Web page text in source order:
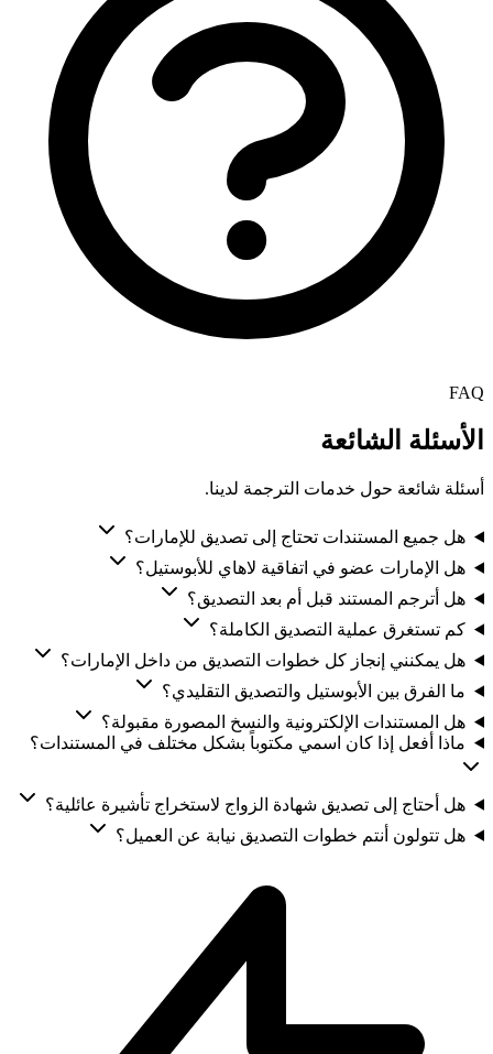
FAQ
الأسئلة الشائعة
أسئلة شائعة حول خدمات الترجمة لدينا.
هل جميع المستندات تحتاج إلى تصديق للإمارات؟
هل الإمارات عضو في اتفاقية لاهاي للأبوستيل؟
هل أترجم المستند قبل أم بعد التصديق؟
كم تستغرق عملية التصديق الكاملة؟
هل يمكنني إنجاز كل خطوات التصديق من داخل الإمارات؟
ما الفرق بين الأبوستيل والتصديق التقليدي؟
هل المستندات الإلكترونية والنسخ المصورة مقبولة؟
ماذا أفعل إذا كان اسمي مكتوباً بشكل مختلف في المستندات؟
هل أحتاج إلى تصديق شهادة الزواج لاستخراج تأشيرة عائلية؟
هل تتولون أنتم خطوات التصديق نيابة عن العميل؟